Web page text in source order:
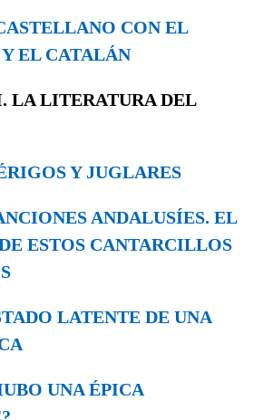
CON EL
EL CATALÁN
LA LITERATURA DEL
Y JUGLARES
ANDALUSÍES. EL
ESTOS CANTARCILLOS
LATENTE DE UNA
UNA ÉPICA